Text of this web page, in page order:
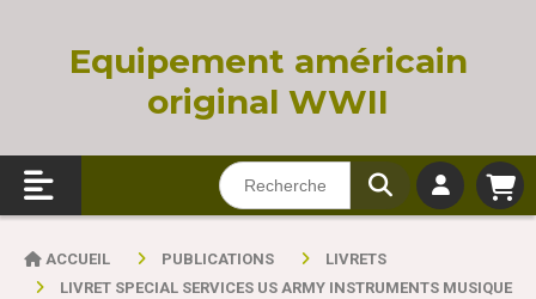
Equipement américain
original WWII
ACCUEIL PUBLICATIONS
LIVRETS
LIVRET SPECIAL SERVICES US ARMY INSTRUMENTS MUSIQUE